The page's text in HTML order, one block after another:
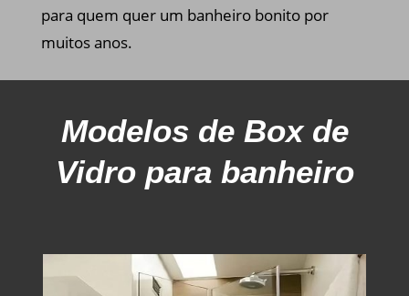
para quem quer um banheiro bonito por
muitos anos.
Modelosde Box de
Vidro para banheiro